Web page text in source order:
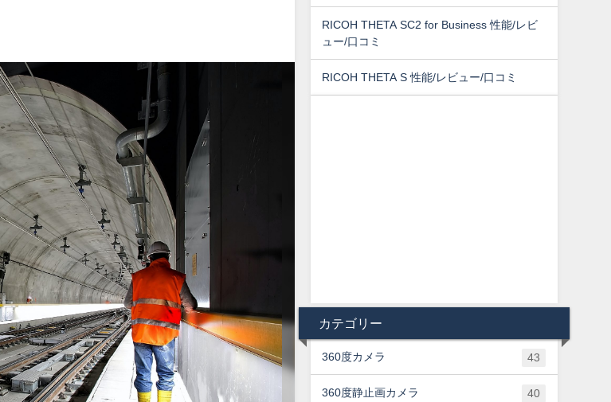
RICOH THETA SC2 for Business 性能/レビ
ュー/口コミ
RICOH THETA S 性能/レビュー/口コミ
カテゴリー
360度カメラ 43
360度静止画カメラ 40